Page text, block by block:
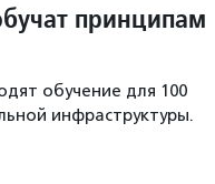
принципам
обучение для 100
инфраструктуры.